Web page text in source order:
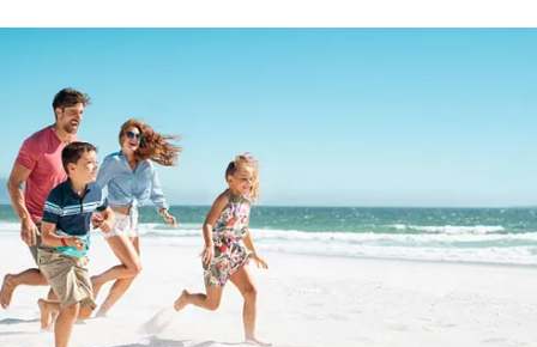
FOTO
CONCORSI
EVENTI
VIDEO
TV